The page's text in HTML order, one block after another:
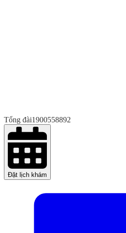
Tổng đài1900558892
Đặt lịch khám